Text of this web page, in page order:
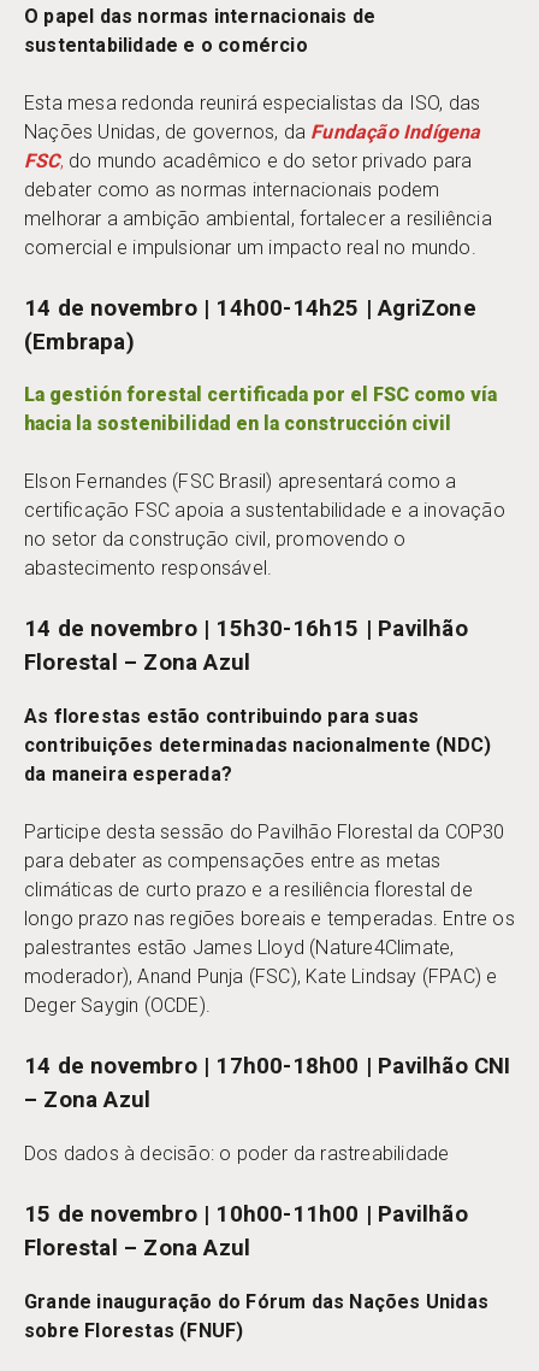
O papel das normas internacionais de
sustentabilidade e o comércio
Esta mesa redonda reunirá especialistas da ISO, das
Nações Unidas, de governos, da Fundação Indígena
FSC, do mundo acadêmico e do setor privado para
debater como as normas internacionais podem
melhorar a ambição ambiental, fortalecer a resiliência
comercial e impulsionar um impacto real no mundo.
14 de novembro | 14h00-14h25 | AgriZone
(Embrapa)
La gestión forestal certificada por el FSC como vía
hacia la sostenibilidad en la construcción civil
Elson Fernandes (FSC Brasil) apresentará como a
certificação FSC apoia a sustentabilidade e a inovação
no setor da construção civil, promovendo o
abastecimento responsável.
14 de novembro | 15h30-16h15 | Pavilhão
Florestal – Zona Azul
As florestas estão contribuindo para suas
contribuições determinadas nacionalmente (NDC)
da maneira esperada?
Participe desta sessão do Pavilhão Florestal da COP30
para debater as compensações entre as metas
climáticas de curto prazo e a resiliência florestal de
longo prazo nas regiões boreais e temperadas. Entre os
palestrantes estão James Lloyd (Nature4Climate,
moderador), Anand Punja (FSC), Kate Lindsay (FPAC) e
Deger Saygin (OCDE).
14 de novembro | 17h00-18h00 | Pavilhão CNI
– Zona Azul
Dos dados à decisão: o poder da rastreabilidade
15 de novembro | 10h00-11h00 | Pavilhão
Florestal – Zona Azul
Grande inauguração do Fórum das Nações Unidas
sobre Florestas (FNUF)